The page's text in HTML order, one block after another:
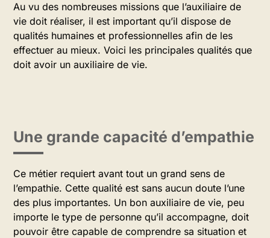
Au vu des nombreuses missions que l’auxiliaire de
vie doit réaliser, il est important qu’il dispose de
qualités humaines et professionnelles afin de les
effectuer au mieux. Voici les principales qualités que
doit avoir un auxiliaire de vie.
Une grande capacité d’empathie
Ce métier requiert avant tout un grand sens de
l’empathie. Cette qualité est sans aucun doute l’une
des plus importantes. Un bon auxiliaire de vie, peu
importe le type de personne qu’il accompagne, doit
pouvoir être capable de comprendre sa situation et